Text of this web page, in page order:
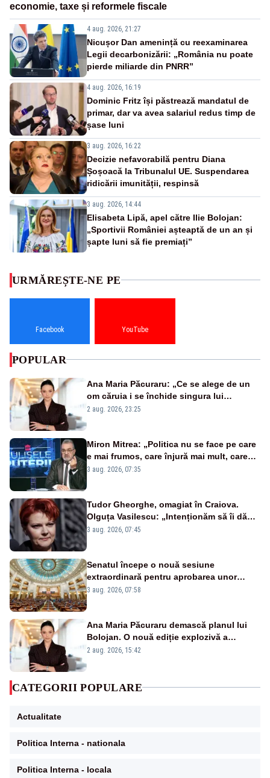
economie, taxe și reformele fiscale
4 aug. 2026, 21:27
Nicușor Dan amenință cu reexaminarea
Legii decarbonizării: „România nu poate
pierde miliarde din PNRR”
4 aug. 2026, 16:19
Dominic Fritz își păstrează mandatul de
primar, dar va avea salariul redus timp de
șase luni
3 aug. 2026, 16:22
Decizie nefavorabilă pentru Diana
Șoșoacă la Tribunalul UE. Suspendarea
ridicării imunității, respinsă
3 aug. 2026, 14:44
Elisabeta Lipă, apel către Ilie Bolojan:
„Sportivii României așteaptă de un an și
șapte luni să fie premiați”
URMĂREȘTE-NE PE
Facebook YouTube
POPULAR
Ana Maria Păcuraru: „Ce se alege de un
om căruia i se închide singura lui
portiță?”
2 aug. 2026, 23:25
Miron Mitrea: „Politica nu se face pe care
e mai frumos, care înjură mai mult, care
țipă mai tare, ci pe proiecte”
3 aug. 2026, 07:35
Tudor Gheorghe, omagiat în Craiova.
Olguța Vasilescu: „Intenționăm să îi dăm
numele lui”
3 aug. 2026, 07:45
Senatul începe o nouă sesiune
extraordinară pentru aprobarea unor
jaloane din PNRR
3 aug. 2026, 07:58
Ana Maria Păcuraru demască planul lui
Bolojan. O nouă ediție explozivă a
emisiunii „Miza Zilei” la Realitatea PLUS
2 aug. 2026, 15:42
CATEGORII POPULARE
Actualitate
Politica Interna - nationala
Politica Interna - locala